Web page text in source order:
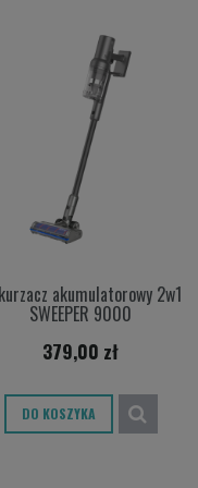
akumulatorowy 2w1
SWEEPER 9000
379,00 zł
DO KOSZYKA